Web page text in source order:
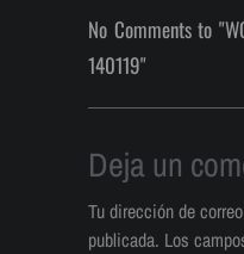
No Comments to
140119"
Deja un
Tu dirección de
publicada. Los